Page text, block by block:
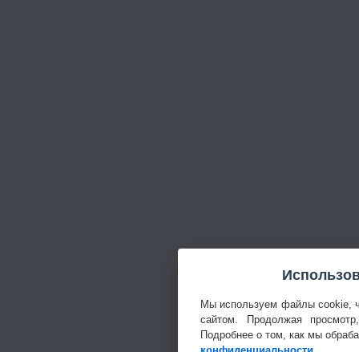
Мы используем файлы cookie,
сайтом. Продолжая
Подробнее о том, как мы